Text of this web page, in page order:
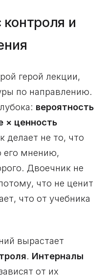
контроля и
герой лекции,
по направлению.
вероятность
× ценность
делает не то, что
его мнению,
Двоечник не
что не ценит
что от учебника
вырастает
. Интерналы
от их